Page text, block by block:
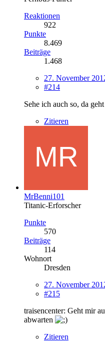
Reaktionen
922
Punkte
8.469
Beiträge
1.468
27. November
#214
Sehe ich auch so, da
Zitieren
MrBenni101
Titanic-Erforscher
Punkte
570
Beiträge
114
Wohnort
Dresden
27. November
#215
traisencenter: Geht mir
abwarten
Zitieren